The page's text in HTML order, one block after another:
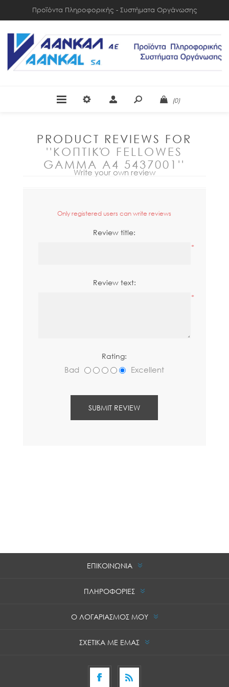
Προϊόντα Πληροφορικής - Συστήματα Οργάνωσης
(0)
PRODUCT REVIEWS FOR
ΚΟΠΤΙΚΌ FELLOWES
GAMMA A4 5437001
Write your own review
Only registered users can write reviews
Review title:
*
Review text:
*
Rating:
Bad Excellent
ΕΠΙΚΟΙΝΩΝΙΑ
ΠΛΗΡΟΦΟΡΙΕΣ
Ο ΛΟΓΑΡΙΑΣΜΟΣ ΜΟΥ
ΣΧΕΤΙΚΑ ΜΕ ΕΜΑΣ